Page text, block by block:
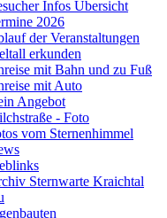
Infos Übersicht
2026
der Veranstaltungen
erkunden
mit Bahn und zu Fuß
mit Auto
Angebot
- Foto
vom Sternenhimmel
Sternwarte Kraichtal